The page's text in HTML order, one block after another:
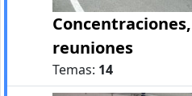
reuniones
Temas: 14